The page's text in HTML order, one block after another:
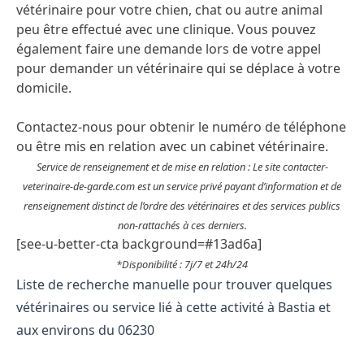
vétérinaire pour votre chien, chat ou autre animal
peu être effectué avec une clinique. Vous pouvez
également faire une demande lors de votre appel
pour demander un vétérinaire qui se déplace à votre
domicile.
Contactez-nous pour obtenir le numéro de téléphone
ou être mis en relation avec un cabinet vétérinaire.
Service de renseignement et de mise en relation : Le site contacter-
veterinaire-de-garde.com est un service privé payant d’information et de
renseignement distinct de l’ordre des vétérinaires et des services publics
non-rattachés à ces derniers.
[see-u-better-cta background=#13ad6a]
*Disponibilité : 7j/7 et 24h/24
Liste de recherche manuelle pour trouver quelques
vétérinaires ou service lié à cette activité à Bastia et
aux environs du 06230